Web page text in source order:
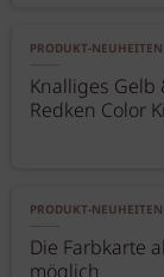
PRODUKT-NEUHEITEN
Knalliges Gelb
Redken Color
PRODUKT-NEUHEITEN
Die Farbkarte